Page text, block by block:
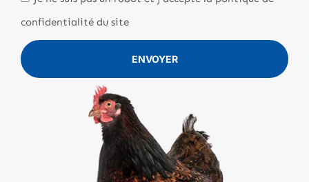
confidentialité du site
ENVOYER